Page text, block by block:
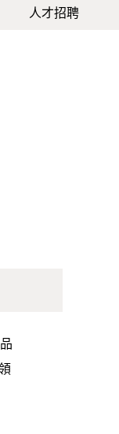
人才招聘